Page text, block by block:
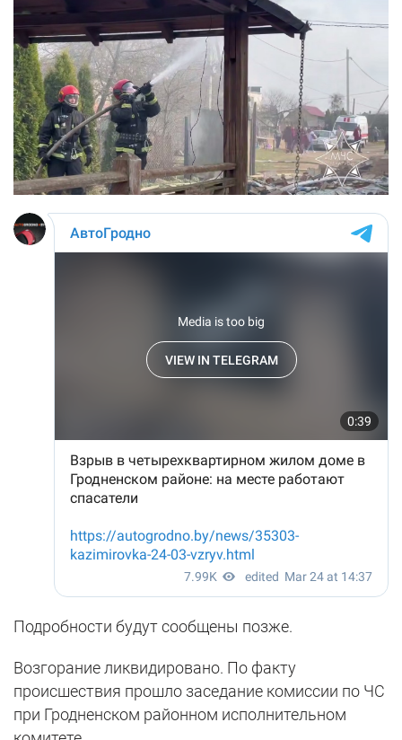
Подробности будут сообщены позже.
Возгорание ликвидировано. По факту
происшествия прошло заседание комиссии по ЧС
при Гродненском районном исполнительном